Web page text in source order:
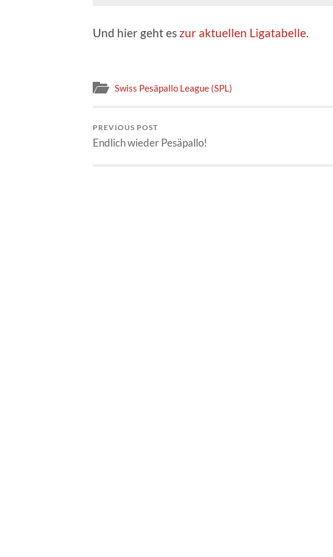
Und hier geht es zur aktuellen Ligatabelle.
Swiss Pesäpallo League (SPL)
PREVIOUS POST
Endlich wieder Pesäpallo!